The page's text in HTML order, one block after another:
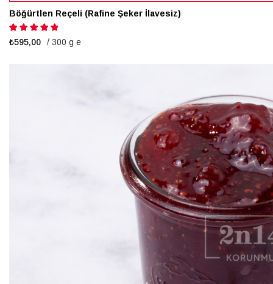
Böğürtlen Reçeli (Rafine Şeker İlavesiz)
Puanlama:
₺595,00 / 300 g e